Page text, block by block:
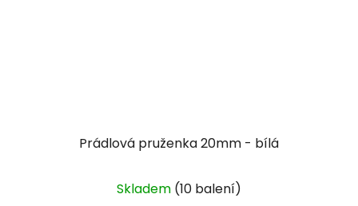
Prádlová pruženka 20mm - bílá
Skladem (10 balení)